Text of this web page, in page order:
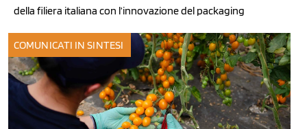
della filiera italiana con l’innovazione del packaging
COMUNICATI IN SINTESI